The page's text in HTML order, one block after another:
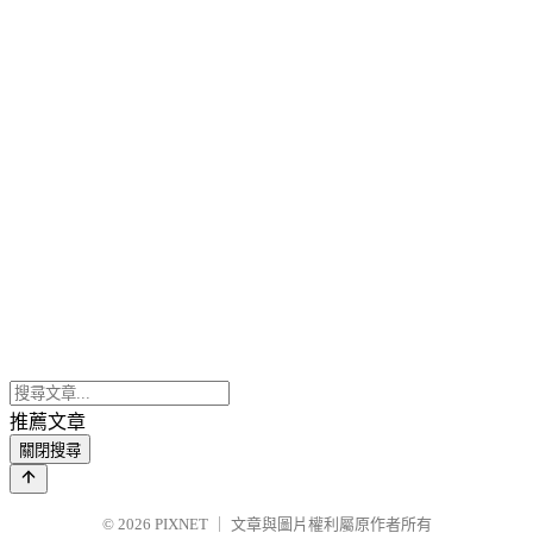
推薦文章
關閉搜尋
© 2026 PIXNET 文章與圖片權利屬原作者所有